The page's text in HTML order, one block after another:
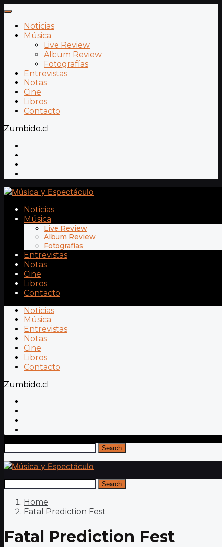
Noticias
Música
Live Review
Album Review
Fotografías
Entrevistas
Notas
Cine
Libros
Contacto
Zumbido.cl
Noticias
Música
Live Review
Album Review
Fotografías
Entrevistas
Notas
Cine
Libros
Contacto
Noticias
Música
Entrevistas
Notas
Cine
Libros
Contacto
Zumbido.cl
Search
Search
Home
Fatal Prediction Fest
Fatal Prediction Fest